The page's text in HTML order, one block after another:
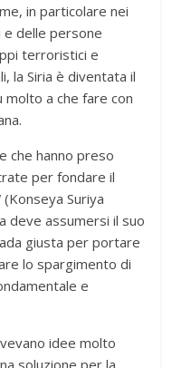
in particolare nei
e delle persone
terroristici e
la Siria è diventata il
molto a che fare con
che hanno preso
per fondare il
(Konseya Suriya
deve assumersi il suo
giusta per portare
lo spargimento di
e
idee molto